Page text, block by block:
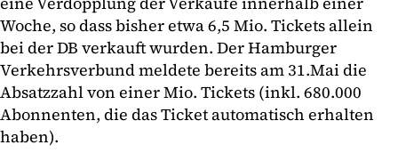
Woche, so dass bisher etwa 6,5 Mio. Tickets allein
bei der DB verkauft wurden. Der Hamburger
Verkehrsverbund meldete bereits am 31.Mai die
Absatzzahl von einer Mio. Tickets (inkl. 680.000
Abonnenten, die das Ticket automatisch erhalten
haben).